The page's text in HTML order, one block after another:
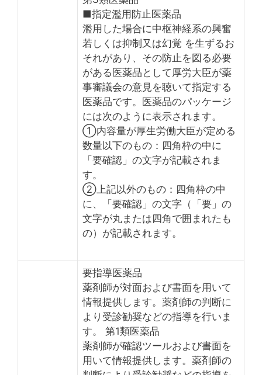
■指定濫用防止医薬品
濫用した場合に中枢神経系の興奮
若しくは抑制又は幻覚 を生ずるお
それがあり、その防止を図る必要
がある医薬品として厚労大臣が薬
事審議会の意見を聴いて指定する
医薬品です。医薬品のパッケージ
には次のように表示されます。
①内容量が厚生労働大臣が定める
数量以下のもの：四角枠の中に
「要確認」の文字が記載されま
す。
②上記以外のもの：四角枠の中
に、「要確認」の文字（「要」の
文字が丸または四角で囲まれたも
の）が記載されます。
要指導医薬品
薬剤師が対面および書面を用いて
情報提供します。薬剤師の判断に
より受診勧奨などの指導を行いま
す。 第1類医薬品
薬剤師が確認ツールおよび書面を
用いて情報提供します。薬剤師の